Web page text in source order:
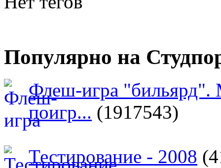
Популярно на
Флеш-игра "бильярд".
поигр... (1917543)
Тестирование - 2008